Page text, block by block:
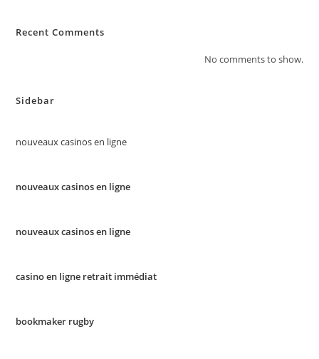
Recent Comments
No comments to show.
Sidebar
nouveaux casinos en ligne
nouveaux casinos en ligne
nouveaux casinos en ligne
casino en ligne retrait immédiat
bookmaker rugby